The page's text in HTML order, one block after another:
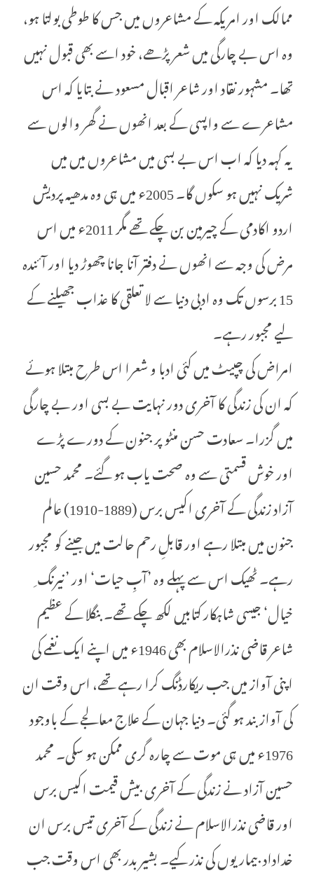
ممالک اور امریکہ کے مشاعروں میں جس کا طوطی بولتا ہو،
وہ اس بے چارگی میں شعر پڑھے، خود اسے بھی قبول نہیں
تھا۔ مشہور نقاد اور شاعر اقبال مسعود نے بتایا کہ اس
مشاعرے سے واپسی کے بعد انھوں نے گھر والوں سے
یہ کہہ دیا کہ اب اس بے بسی میں مشاعروں میں میں
شریک نہیں ہو سکوں گا۔ 2005ء میں ہی وہ مدھیہ پردیش
اردو اکادمی کے چیرمین بن چکے تھے مگر 2011ء میں اس
مرض کی وجہ سے انھوں نے دفتر آنا جانا چھوڑ دیا اور آئندہ
15 برسوں تک وہ ادبی دنیا سے لا تعلقی کا عذاب جھیلنے کے
لیے مجبور رہے۔
امراض کی چپیٹ میں کئی ادبا و شعرا اس طرح مبتلا ہوئے
کہ ان کی زندگی کا آخری دور نہایت بے بسی اور بے چارگی
میں گزرا۔ سعادت حسن منٹو پر جنون کے دورے پڑے
اور خوش قسمتی سے وہ صحت یاب ہو گئے۔ محمد حسین
آزاد زندگی کے آخری اکیس برس (1889-1910) عالم
جنون میں مبتلا رہے اور قابلِ رحم حالت میں جینے کو مجبور
رہے۔ ٹھیک اس سے پہلے وہ ’آبِ حیات‘ اور ’نیرنگ ِ
خیال‘ جیسی شاہکار کتابیں لکھ چکے تھے۔ بنگلا کے عظیم
شاعر قاضی نذرالاسلام بھی 1946ء میں اپنے ایک نغمے کی
اپنی آواز میں جب ریکارڈنگ کرا رہے تھے، اس وقت ان
کی آواز بند ہو گئی۔ دنیا جہان کے علاج معالجے کے باوجود
1976ء میں ہی موت سے چارہ گری ممکن ہو سکی۔ محمد
حسین آزاد نے زندگی کے آخری بیش قیمت اکیس برس
اور قاضی نذرالاسلام نے زندگی کے آخری تیس برس ان
خداداد بیماریوں کی نذر کیے۔ بشیر بدر بھی اس وقت جب